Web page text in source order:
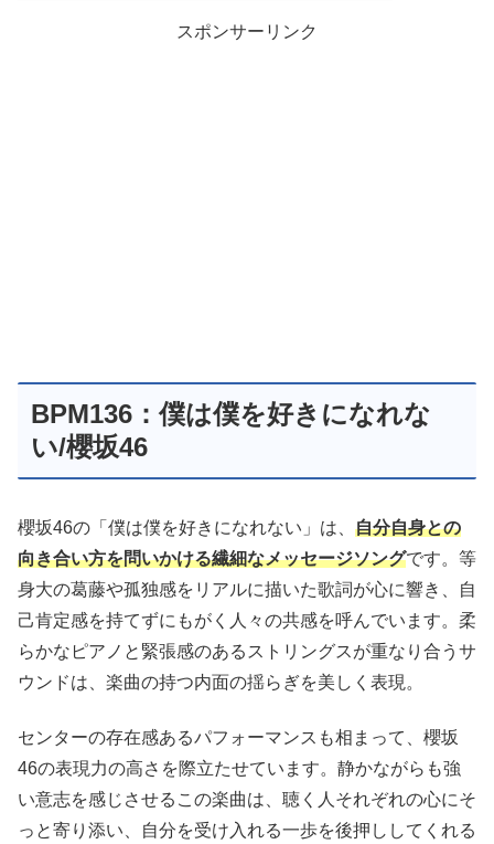
スポンサーリンク
BPM136：僕は僕を好きになれな
い/櫻坂46
櫻坂46の「僕は僕を好きになれない」は、 自分自身との
向き合い方を問いかける繊細なメッセージソングです。等
身大の葛藤や孤独感をリアルに描いた歌詞が心に響き、自
己肯定感を持てずにもがく人々の共感を呼んでいます。柔
らかなピアノと緊張感のあるストリングスが重なり合うサ
ウンドは、楽曲の持つ内面の揺らぎを美しく表現。
センターの存在感あるパフォーマンスも相まって、櫻坂
46の表現力の高さを際立たせています。静かながらも強
い意志を感じさせるこの楽曲は、聴く人それぞれの心にそ
っと寄り添い、自分を受け入れる一歩を後押ししてくれる